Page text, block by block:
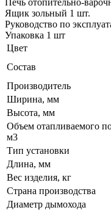
Ящик зольный 1 шт.
Руководство по
Упаковка 1 шт
Цвет
Состав
Производитель
Ширина, мм
Высота, мм
Объем отапливаемого
м3
Тип установки
Длина, мм
Вес изделия, кг
Страна производства
Диаметр дымохода